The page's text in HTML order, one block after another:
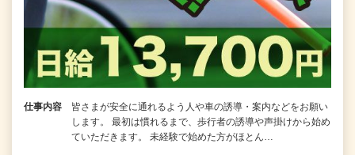
仕事内容
皆さまが安全に通れるよう人や車の誘導・案内などをお願い
します。 最初は慣れるまで、歩行者の誘導や声掛けから始め
ていただきます。 未経験で始めた方がほとん…